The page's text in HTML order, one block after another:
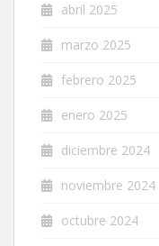
abril 2025
marzo 2025
febrero 2025
enero 2025
diciembre 2024
noviembre 2024
octubre 2024